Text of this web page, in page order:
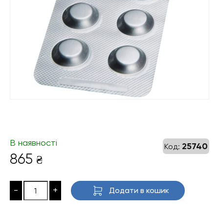
Код: 25740
В наявності
865 ₴
- + Додати в кошик